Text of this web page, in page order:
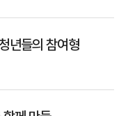
년들의 참여형